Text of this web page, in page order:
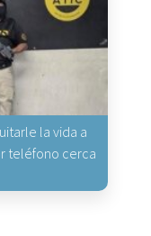
la vida a
teléfono cerca